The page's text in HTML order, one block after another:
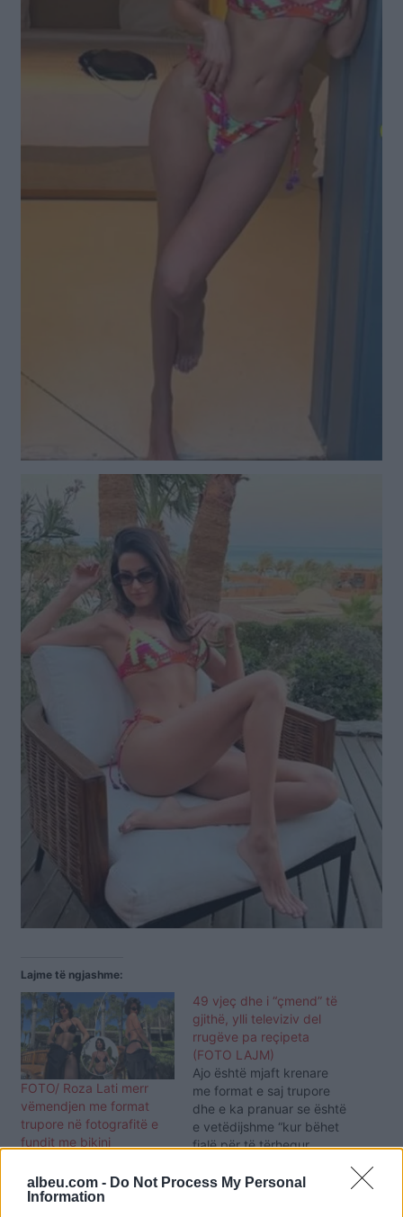
albeu.com - Do Not Process My Personal
Information
Lajme të ngjashme:
FOTO/ Roza Lati merr
vëmendjen me format
trupore në fotografitë e
fundit me bikini
49 vjeç dhe i “çmend” të
gjithë, ylli televiziv del
rrugëve pa reçipeta
(FOTO LAJM)
Ajo është mjaft krenare
me format e saj trupore
dhe e ka pranuar se është
e vetëdijshme “kur bëhet
fjalë për të tërhequr
saj të guximshme”. Është